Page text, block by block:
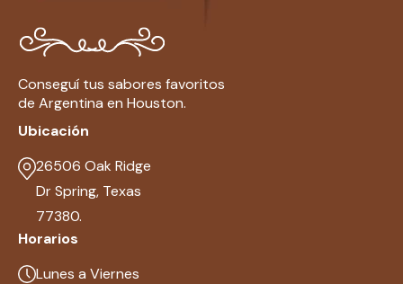
Conseguí tus sabores favoritos
de Argentina en Houston.
Ubicación
26506 Oak Ridge
Dr Spring, Texas
77380.
Horarios
Lunes a Viernes